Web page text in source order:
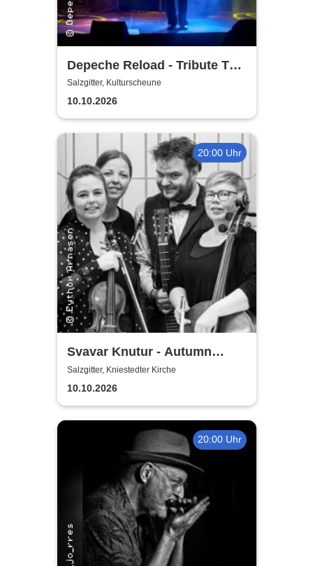
Depeche Reload - Tribute To
Depeche Mode
Salzgitter, Kulturscheune
10.10.2026
20:00 Uhr
Svavar Knutur - Autumn
String Trio Tour
Salzgitter, Kniestedter Kirche
10.10.2026
20:00 Uhr